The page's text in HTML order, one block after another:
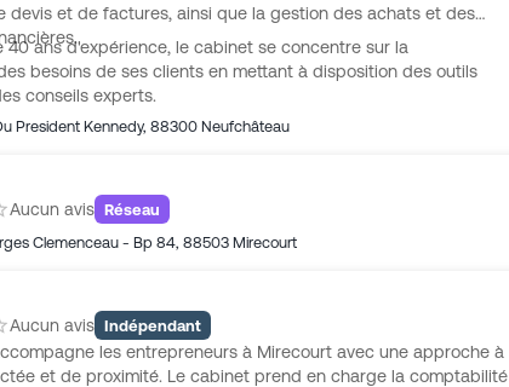
devis et de factures, ainsi que la gestion des achats et des
40 ans d'expérience, le cabinet se concentre sur la
besoins de ses clients en mettant à disposition des outils
conseils experts.
President Kennedy, 88300 Neufchâteau
Aucun avis Réseau
Clemenceau - Bp 84, 88503 Mirecourt
Aucun avis Indépendant
les entrepreneurs à Mirecourt avec une approche à
et de proximité. Le cabinet prend en charge la comptabilité